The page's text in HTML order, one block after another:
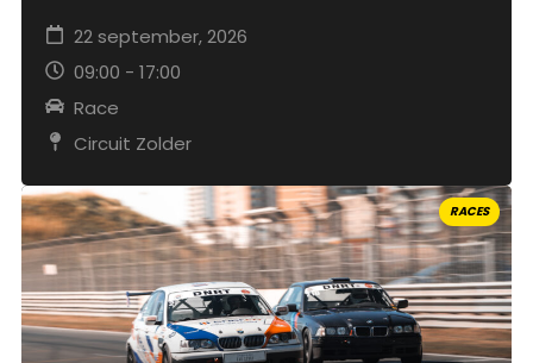
22 september, 2026
09:00 - 17:00
Race
Circuit Zolder
RACES